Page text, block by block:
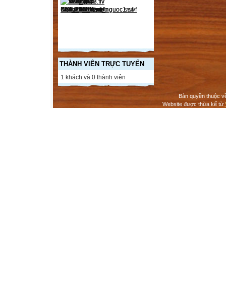
THÀNH VIÊN TRỰC TUYẾN
1 khách và 0 thành viên
Bản quyền thuộc
Website được thừa kế từ